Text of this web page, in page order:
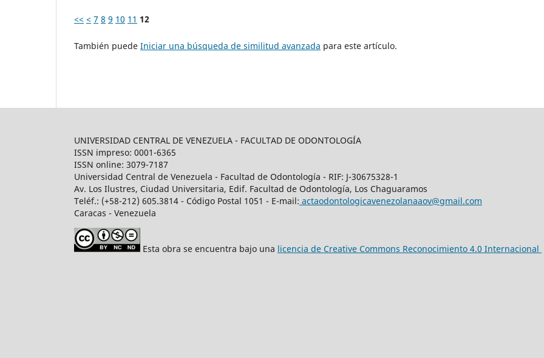
<< < 7 8 9 10 11 12
También puede Iniciar una búsqueda de similitud avanzada para este artículo.
UNIVERSIDAD CENTRAL DE VENEZUELA - FACULTAD DE ODONTOLOGÍA
ISSN impreso: 0001-6365
ISSN online: 3079-7187
Universidad Central de Venezuela - Facultad de Odontología - RIF: J-30675328-1
Av. Los Ilustres, Ciudad Universitaria, Edif. Facultad de Odontología, Los Chaguaramos
Teléf.: (+58-212) 605.3814 - Código Postal 1051 - E-mail: actaodontologicavenezolanaaov@gmail.com
Caracas - Venezuela
Esta obra se encuentra bajo una licencia de Creative Commons Reconocimiento 4.0 Internacional